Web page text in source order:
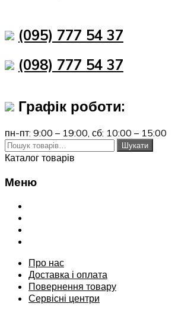
(095) 777 54 37
(098) 777 54 37
Графік роботи:
пн-пт: 9:00 – 19:00, сб: 10:00 – 15:00
Шукати:
Шукати
Каталог товарів
Меню
Переглянути
Про нас
Доставка і оплата
Повернення товару
Сервісні центри